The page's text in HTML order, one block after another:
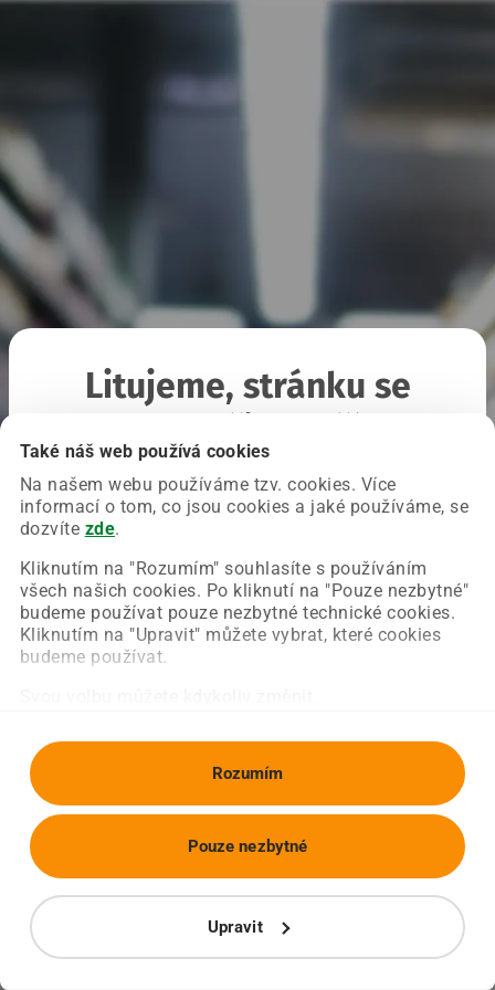
Také náš web používá cookies
Na našem webu používáme tzv. cookies. Více
informací o tom, co jsou cookies a jaké používáme, se
dozvíte zde.
Kliknutím na "Rozumím" souhlasíte s používáním
všech našich cookies. Po kliknutí na "Pouze nezbytné"
budeme používat pouze nezbytné technické cookies.
Kliknutím na "Upravit" můžete vybrat, které cookies
budeme používat.
Rozumím
Upravit
Pouze nezbytné
Litujeme, stránku se
Chyba nastala na naší straně a už ji opravujeme.
Zkuste prosím znovu načíst požadovanou stránku.
Obnovit stránku Úvodní strana